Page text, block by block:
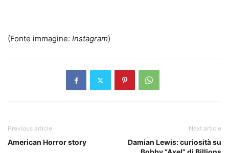
(Fonte immagine: Instagram)
Previous article
American Horror story
Next article
Damian Lewis: curiosità su